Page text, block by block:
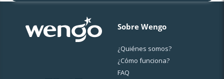
Sobre Wengo
¿Quiénes somos?
¿Cо́mo funciona?
FAQ